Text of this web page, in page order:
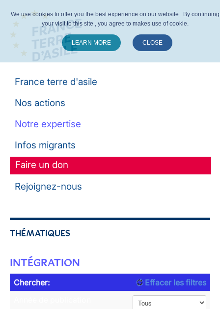
France terre d'asile
Nos actions
Notre expertise
Infos migrants
Faire un don
Rejoignez-nous
THÉMATIQUES
INTÉGRATION
Chercher:
Effacer les filtres
We use cookies to offer you the best experience on our website . By continuing
your visit to this site , you agree to makes use of cookie.
LEARN MORE CLOSE